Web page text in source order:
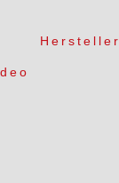
Hersteller